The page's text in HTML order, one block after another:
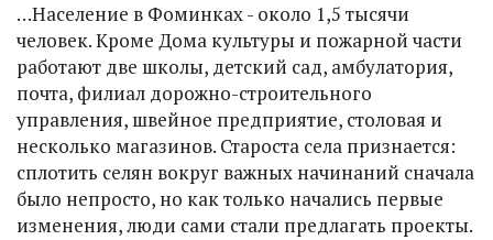
…Население в Фоминках - около 1,5 тысячи
человек. Кроме Дома культуры и пожарной части
работают две школы, детский сад, амбулатория,
почта, филиал дорожно-строительного
управления, швейное предприятие, столовая и
несколько магазинов. Староста села признается:
сплотить селян вокруг важных начинаний сначала
было непросто, но как только начались первые
изменения, люди сами стали предлагать проекты.